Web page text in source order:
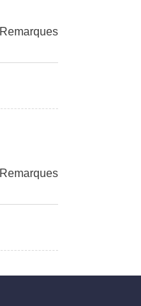
Remarques
Remarques